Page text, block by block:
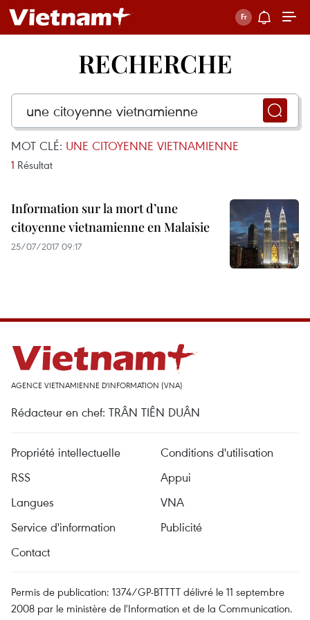
RECHERCHE
MOT CLÉ: UNE CITOYENNE VIETNAMIENNE
1 Résultat
Information sur la mort d’une
citoyenne vietnamienne en Malaisie
25/07/2017 09:17
AGENCE VIETNAMIENNE D'INFORMATION (VNA)
Rédacteur en chef: TRÂN TIÊN DUÂN
Propriété intellectuelle
Conditions d'utilisation
RSS
Appui
Langues
VNA
Service d'information
Publicité
Contact
Permis de publication: 1374/GP-BTTTT délivré le 11 septembre
2008 par le ministère de l'Information et de la Communication.